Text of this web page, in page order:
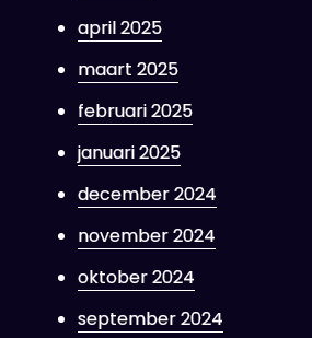
april 2025
maart 2025
februari 2025
januari 2025
december 2024
november 2024
oktober 2024
september 2024